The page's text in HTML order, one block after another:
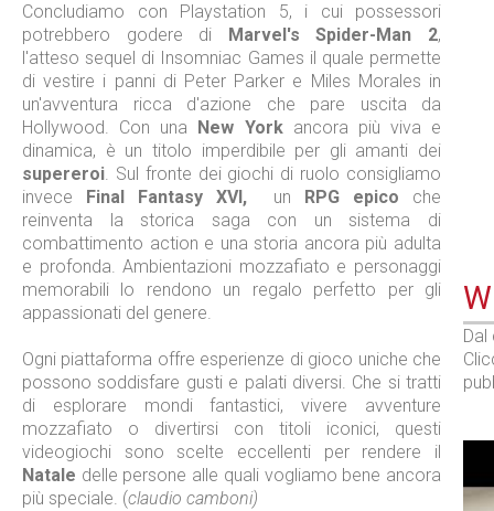
Concludiamo con Playstation 5, i cui possessori
potrebbero godere di
Marvel's Spider-Man 2,
l'atteso sequel di Insomniac Games il quale permette
di vestire i panni di Peter Parker e Miles Morales in
un'avventura ricca d'azione che pare uscita da
Hollywood. Con una
New Yorkancora più viva e
dinamica, è un titolo imperdibile per gli amanti dei
supereroi. Sul fronte dei giochi di ruolo consigliamo
invece
Final Fantasy XVI, un RPG epico che
reinventa la storica saga con un sistema di
combattimento action e una storia ancora più adulta
e profonda. Ambientazioni mozzafiato e personaggi
memorabili lo rendono un regalo perfetto per gli
appassionati del genere.
Ogni piattaforma offre esperienze di gioco uniche che
possono soddisfare gusti e palati diversi. Che si tratti
di esplorare mondi fantastici, vivere avventure
mozzafiato o divertirsi con titoli iconici, questi
videogiochi sono scelte eccellenti per rendere il
Natale delle persone alle quali vogliamo bene ancora
più speciale. (claudio camboni)